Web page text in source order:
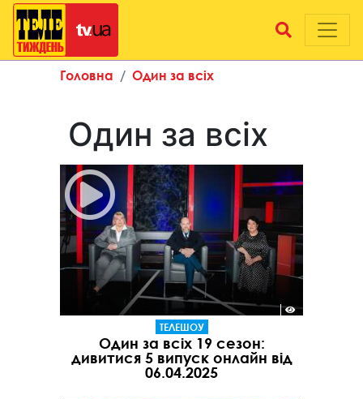
Головна Один за всіх
Один за всіх
ТЕЛЕШОУ
Один за всіх 19 сезон:
дивитися 5 випуск онлайн від
06.04.2025